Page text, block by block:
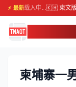
⚡ 最新载入中...🇰🇭 柬文版
柬埔寨一